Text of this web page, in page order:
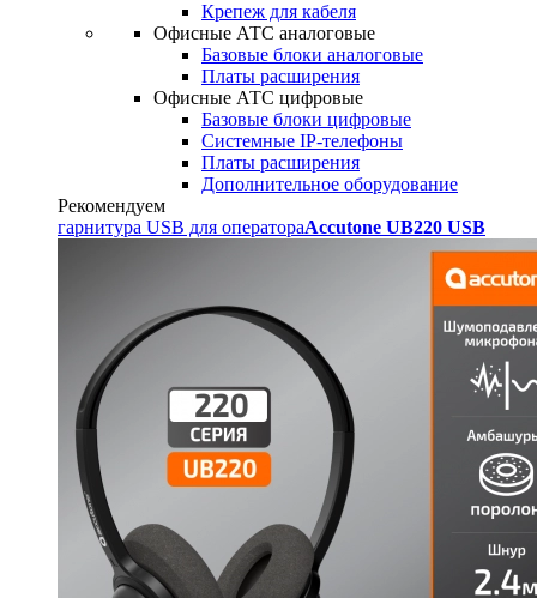
Крепеж для кабеля
Офисные АТС аналоговые
Базовые блоки аналоговые
Платы расширения
Офисные АТС цифровые
Базовые блоки цифровые
Системные IP-телефоны
Платы расширения
Дополнительное оборудование
Рекомендуем
гарнитура USB для оператораAccutone UB220 USB